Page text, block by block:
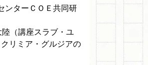
ンターＣＯＥ共同研
（講座スラブ・ユ
リミア・グルジアの